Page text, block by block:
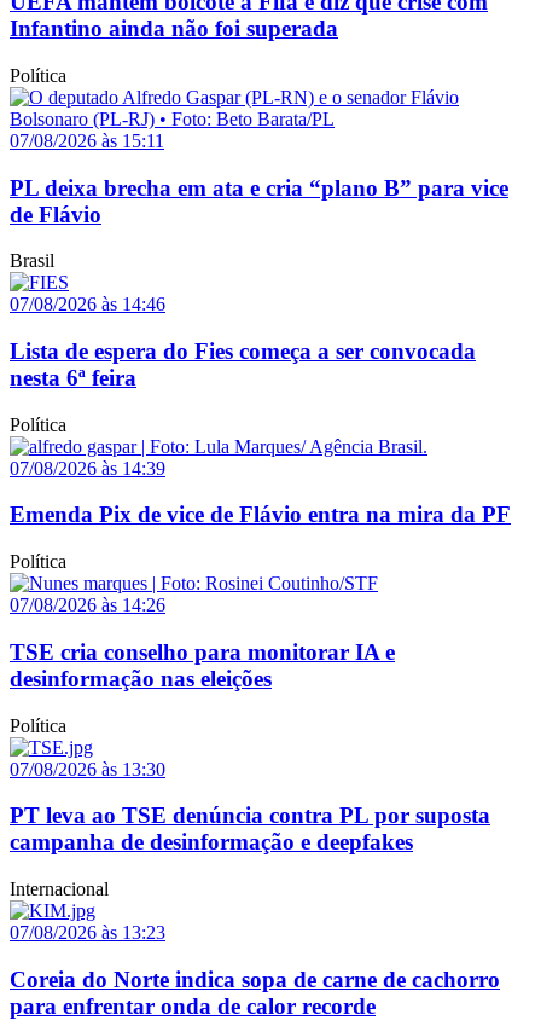
Infantino ainda não foi superada
Política
07/08/2026 às 15:11
PL deixa brecha em ata e cria “plano B” para vice
de Flávio
Brasil
07/08/2026 às 14:46
Lista de espera do Fies começa a ser convocada
nesta 6ª feira
Política
07/08/2026 às 14:39
Emenda Pix de vice de Flávio entra na mira da PF
Política
07/08/2026 às 14:26
TSE cria conselho para monitorar IA e
desinformação nas eleições
Política
07/08/2026 às 13:30
PT leva ao TSE denúncia contra PL por suposta
campanha de desinformação e deepfakes
Internacional
07/08/2026 às 13:23
Coreia do Norte indica sopa de carne de cachorro
para enfrentar onda de calor recorde